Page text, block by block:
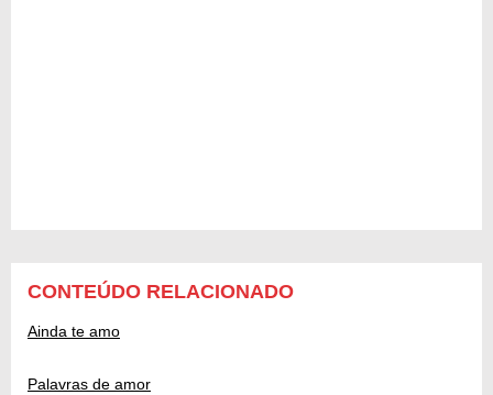
CONTEÚDO RELACIONADO
Ainda te amo
Palavras de amor